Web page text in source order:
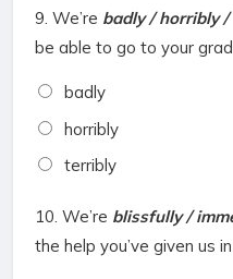
9. We’re badly / horribly
be able to go to your
badly
horribly
terribly
10. We’re blissfully /
the help you’ve given us